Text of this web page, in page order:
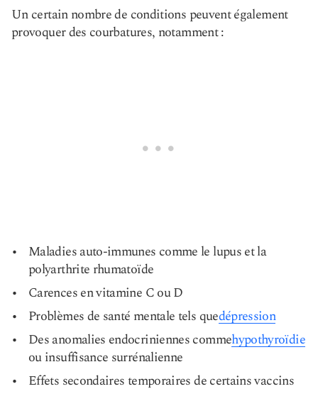
Un certain nombre de conditions peuvent également
provoquer des courbatures, notamment :
Maladies auto-immunes comme le lupus et la
polyarthrite rhumatoïde
Carences en vitamine C ou D
Problèmes de santé mentale tels quedépression
Des anomalies endocriniennes commehypothyroïdie
ou insuffisance surrénalienne
Effets secondaires temporaires de certains vaccins